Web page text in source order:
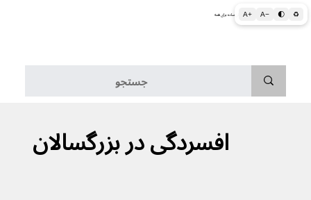
A+ A− 🌓 ♻ اطلاعات پزشکی و بهداشتی به زبان ساده برای همه
افسردگی در بزرگسالان